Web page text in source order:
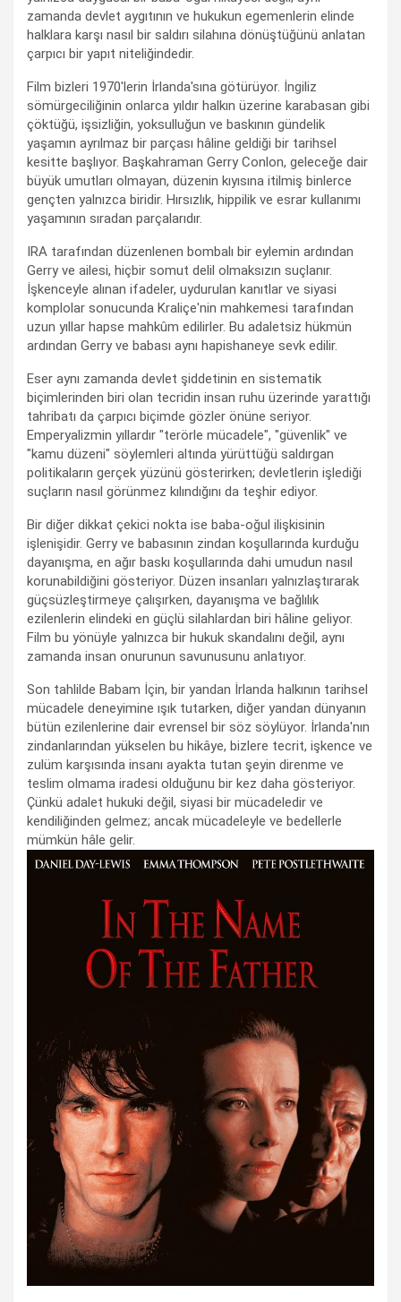
zamanda devlet aygıtının ve hukukun egemenlerin elinde
halklara karşı nasıl bir saldırı silahına dönüştüğünü anlatan
çarpıcı bir yapıt niteliğindedir.
Film bizleri 1970'lerin İrlanda'sına götürüyor. İngiliz
sömürgeciliğinin onlarca yıldır halkın üzerine karabasan gibi
çöktüğü, işsizliğin, yoksulluğun ve baskının gündelik
yaşamın ayrılmaz bir parçası hâline geldiği bir tarihsel
kesitte başlıyor. Başkahraman Gerry Conlon, geleceğe dair
büyük umutları olmayan, düzenin kıyısına itilmiş binlerce
gençten yalnızca biridir. Hırsızlık, hippilik ve esrar kullanımı
yaşamının sıradan parçalarıdır.
IRA tarafından düzenlenen bombalı bir eylemin ardından
Gerry ve ailesi, hiçbir somut delil olmaksızın suçlanır.
İşkenceyle alınan ifadeler, uydurulan kanıtlar ve siyasi
komplolar sonucunda Kraliçe'nin mahkemesi tarafından
uzun yıllar hapse mahkûm edilirler. Bu adaletsiz hükmün
ardından Gerry ve babası aynı hapishaneye sevk edilir.
Eser aynı zamanda devlet şiddetinin en sistematik
biçimlerinden biri olan tecridin insan ruhu üzerinde yarattığı
tahribatı da çarpıcı biçimde gözler önüne seriyor.
Emperyalizmin yıllardır "terörle mücadele", "güvenlik" ve
"kamu düzeni" söylemleri altında yürüttüğü saldırgan
politikaların gerçek yüzünü gösterirken; devletlerin işlediği
suçların nasıl görünmez kılındığını da teşhir ediyor.
Bir diğer dikkat çekici nokta ise baba-oğul ilişkisinin
işlenişidir. Gerry ve babasının zindan koşullarında kurduğu
dayanışma, en ağır baskı koşullarında dahi umudun nasıl
korunabildiğini gösteriyor. Düzen insanları yalnızlaştırarak
güçsüzleştirmeye çalışırken, dayanışma ve bağlılık
ezilenlerin elindeki en güçlü silahlardan biri hâline geliyor.
Film bu yönüyle yalnızca bir hukuk skandalını değil, aynı
zamanda insan onurunun savunusunu anlatıyor.
Son tahlilde Babam İçin, bir yandan İrlanda halkının tarihsel
mücadele deneyimine ışık tutarken, diğer yandan dünyanın
bütün ezilenlerine dair evrensel bir söz söylüyor. İrlanda'nın
zindanlarından yükselen bu hikâye, bizlere tecrit, işkence ve
zulüm karşısında insanı ayakta tutan şeyin direnme ve
teslim olmama iradesi olduğunu bir kez daha gösteriyor.
Çünkü adalet hukuki değil, siyasi bir mücadeledir ve
kendiliğinden gelmez; ancak mücadeleyle ve bedellerle
mümkün hâle gelir.